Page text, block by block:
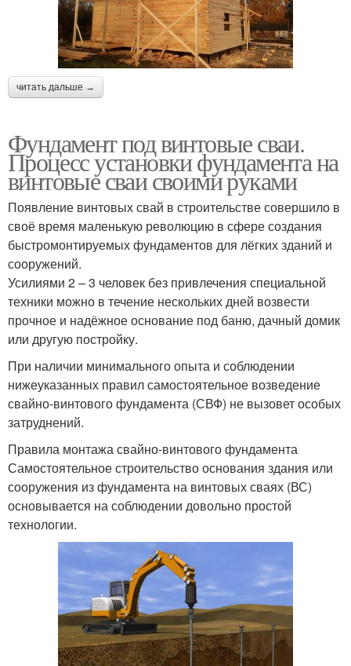
читать дальше →
Фундамент под винтовые сваи.
Процесс установки фундамента на
винтовые сваи своими руками
Появление винтовых свай в строительстве совершило в
своё время маленькую революцию в сфере создания
быстромонтируемых фундаментов для лёгких зданий и
сооружений.
Усилиями 2 – 3 человек без привлечения специальной
техники можно в течение нескольких дней возвести
прочное и надёжное основание под баню, дачный домик
или другую постройку.
При наличии минимального опыта и соблюдении
нижеуказанных правил самостоятельное возведение
свайно-винтового фундамента (СВФ) не вызовет особых
затруднений.
Правила монтажа свайно-винтового фундамента
Самостоятельное строительство основания здания или
сооружения из фундамента на винтовых сваях (ВС)
основывается на соблюдении довольно простой
технологии.